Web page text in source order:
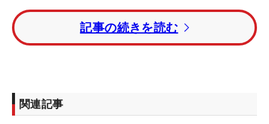
その影響で「資生堂レディス」から4大会連続で欠
場したが、復帰した北海道meijiカップから「ミヤギ
響も加わり本調子とはほど遠かった。
記事の続きを読む
関連記事